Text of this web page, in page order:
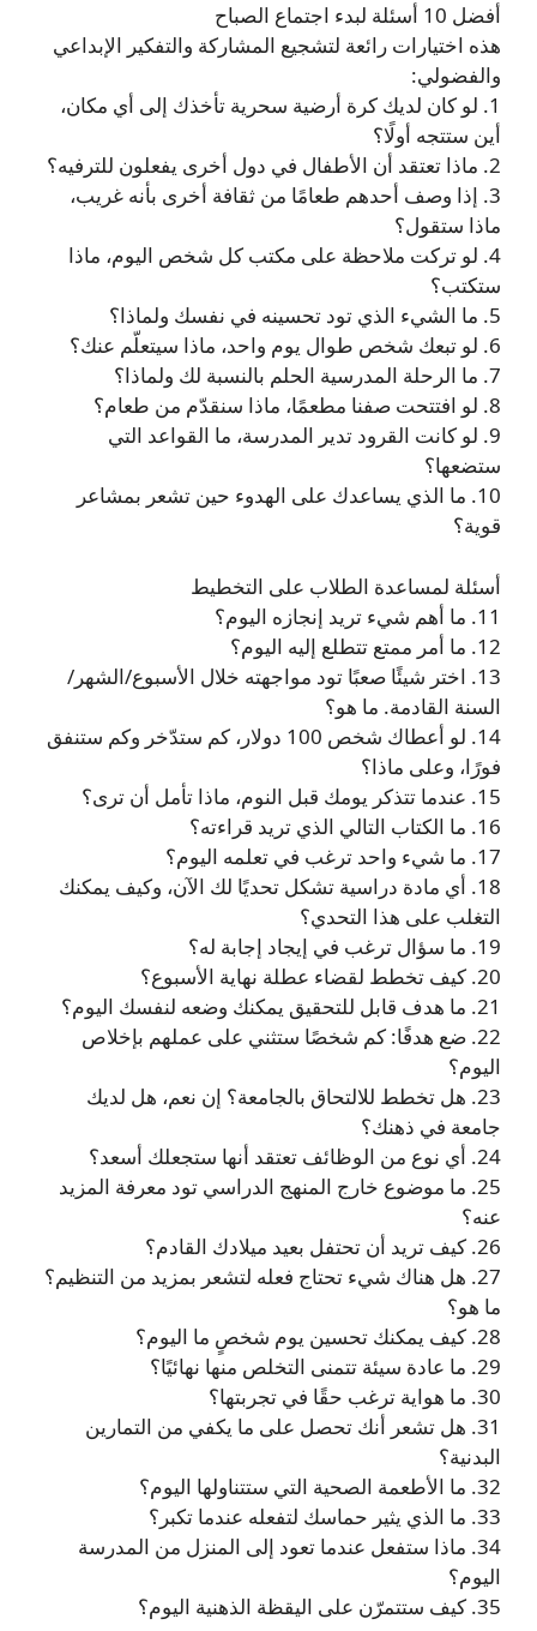
أفضل 10 أسئلة لبدء اجتماع الصباح
هذه اختيارات رائعة لتشجيع المشاركة والتفكير الإبداعي
والفضولي:
1. لو كان لديك كرة أرضية سحرية تأخذك إلى أي مكان،
أين ستتجه أولًا؟
2. ماذا تعتقد أن الأطفال في دول أخرى يفعلون للترفيه؟
3. إذا وصف أحدهم طعامًا من ثقافة أخرى بأنه غريب،
ماذا ستقول؟
4. لو تركت ملاحظة على مكتب كل شخص اليوم، ماذا
ستكتب؟
5. ما الشيء الذي تود تحسينه في نفسك ولماذا؟
6. لو تبعك شخص طوال يوم واحد، ماذا سيتعلّم عنك؟
7. ما الرحلة المدرسية الحلم بالنسبة لك ولماذا؟
8. لو افتتحت صفنا مطعمًا، ماذا سنقدّم من طعام؟
9. لو كانت القرود تدير المدرسة، ما القواعد التي
ستضعها؟
10. ما الذي يساعدك على الهدوء حين تشعر بمشاعر
قوية؟
أسئلة لمساعدة الطلاب على التخطيط
11. ما أهم شيء تريد إنجازه اليوم؟
12. ما أمر ممتع تتطلع إليه اليوم؟
13. اختر شيئًا صعبًا تود مواجهته خلال الأسبوع/الشهر/
السنة القادمة. ما هو؟
14. لو أعطاك شخص 100 دولار، كم ستدّخر وكم ستنفق
فورًا، وعلى ماذا؟
15. عندما تتذكر يومك قبل النوم، ماذا تأمل أن ترى؟
16. ما الكتاب التالي الذي تريد قراءته؟
17. ما شيء واحد ترغب في تعلمه اليوم؟
18. أي مادة دراسية تشكل تحديًا لك الآن، وكيف يمكنك
التغلب على هذا التحدي؟
19. ما سؤال ترغب في إيجاد إجابة له؟
20. كيف تخطط لقضاء عطلة نهاية الأسبوع؟
21. ما هدف قابل للتحقيق يمكنك وضعه لنفسك اليوم؟
22. ضع هدفًا: كم شخصًا ستثني على عملهم بإخلاص
اليوم؟
23. هل تخطط للالتحاق بالجامعة؟ إن نعم، هل لديك
جامعة في ذهنك؟
24. أي نوع من الوظائف تعتقد أنها ستجعلك أسعد؟
25. ما موضوع خارج المنهج الدراسي تود معرفة المزيد
عنه؟
26. كيف تريد أن تحتفل بعيد ميلادك القادم؟
27. هل هناك شيء تحتاج فعله لتشعر بمزيد من التنظيم؟
ما هو؟
28. كيف يمكنك تحسين يوم شخصٍ ما اليوم؟
29. ما عادة سيئة تتمنى التخلص منها نهائيًا؟
30. ما هواية ترغب حقًا في تجربتها؟
31. هل تشعر أنك تحصل على ما يكفي من التمارين
البدنية؟
32. ما الأطعمة الصحية التي ستتناولها اليوم؟
33. ما الذي يثير حماسك لتفعله عندما تكبر؟
34. ماذا ستفعل عندما تعود إلى المنزل من المدرسة
اليوم؟
35. كيف ستتمرّن على اليقظة الذهنية اليوم؟